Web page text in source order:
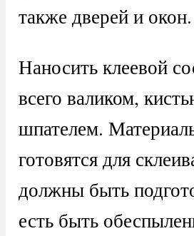
также дверей и окон.
Наносить клеевой
всего валиком,
шпателем.
готовятся для
должны быть
есть быть